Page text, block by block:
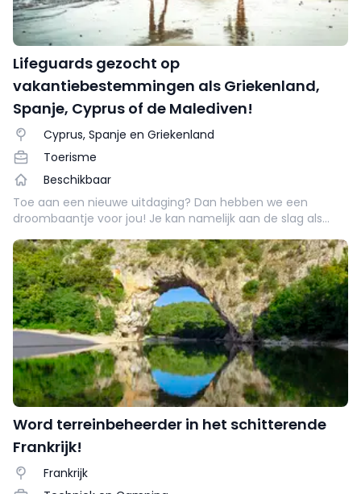
Lifeguards gezocht op
vakantiebestemmingen als Griekenland,
Spanje, Cyprus of de Malediven!
Cyprus, Spanje en Griekenland
Toerisme
Beschikbaar
Toe aan een nieuwe uitdaging? Dan hebben we een
droombaantje voor jou! Je kan namelijk aan de slag als
Word terreinbeheerder in het schitterende
Frankrijk!
Frankrijk